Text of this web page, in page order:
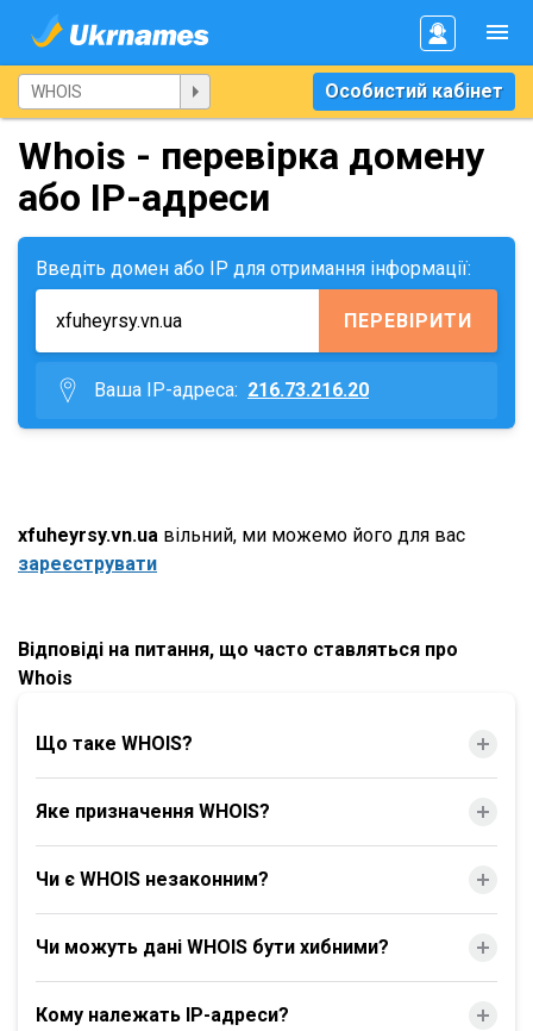
Особистий кабінет
Whois - перевірка домену
або IP-адреси
Введіть домен або IP для отримання інформації:
ПЕРЕВІРИТИ
Ваша IP-адреса: 216.73.216.20
xfuheyrsy.vn.ua вільний, ми можемо його для вас
зареєструвати
Відповіді на питання, що часто ставляться про
Whois
Що таке WHOIS?
Яке призначення WHOIS?
Чи є WHOIS незаконним?
Чи можуть дані WHOIS бути хибними?
Кому належать IP-адреси?